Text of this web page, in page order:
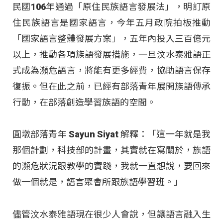
民國106年通過「原住民族語言發展法」，明訂原
住民族語言是國家語言，今年五月政院拍板推動
「國家語言整體發展方案」，五年內投入三百億元
以上，推動各項族語發展措施，一旦汶水泰雅語正
式成為瀕危語言，將能有更多經費，協助語言保存
復振。但在此之前，已經有部落青年展開族語傳承
行動，在部落創造學習族語的空間。
圓墩部落青年 Sayun Siyat 解釋：「這一年就是我
那個計劃，科技部的計畫，其實就在寫關於，族語
的瀕危狀況跟教學的實踐，我就一直想說，要回來
做一個就是，語言聚會所跟族語學習班。」
儘管汶水泰雅語現在很少人會說，但讓語言融入生